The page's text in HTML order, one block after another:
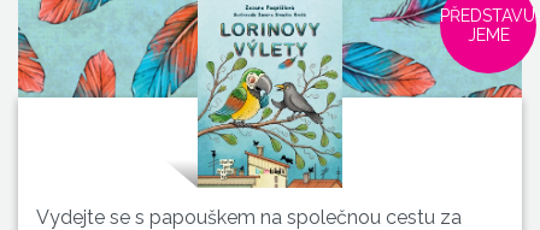
Vydejte se s papouškem na společnou cestu za
JEME